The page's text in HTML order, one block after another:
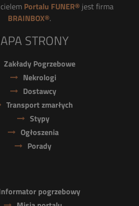
Portalu FUNER®jest firma
BRAINBOX®.
STRONY
Zakłady Pogrzebowe
Nekrologi
Dostawcy
Transport zmarłych
Stypy
Ogłoszenia
Porady
pogrzebowy